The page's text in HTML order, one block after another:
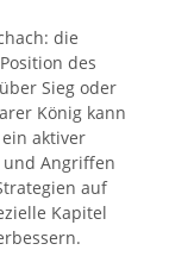
die
des
Sieg oder
König kann
aktiver
und Angriffen
auf
Kapitel